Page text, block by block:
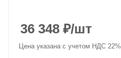
36 348 ₽/шт
Цена указана с учетом НДС 22%